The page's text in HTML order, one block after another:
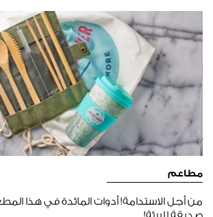
مطاعم
من أجل الاستدامة! أدوات المائدة في هذا